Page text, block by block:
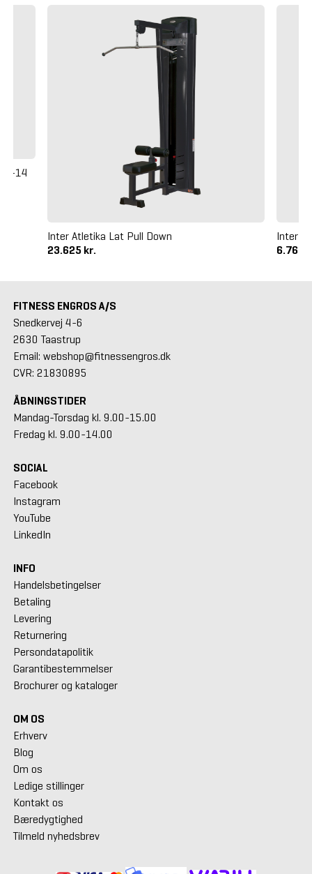
14
Inter Atletika Lat Pull Down
23.625 kr.
Inter
6.765
FITNESS ENGROS A/S
Snedkervej 4-6
2630 Taastrup
Email: webshop@fitnessengros.dk
CVR: 21830895
ÅBNINGSTIDER
Mandag-Torsdag kl. 9.00-15.00
Fredag kl. 9.00-14.00
SOCIAL
Facebook
Instagram
YouTube
LinkedIn
INFO
Handelsbetingelser
Betaling
Levering
Returnering
Persondatapolitik
Garantibestemmelser
Brochurer og kataloger
OM OS
Erhverv
Blog
Om os
Ledige stillinger
Kontakt os
Bæredygtighed
Tilmeld nyhedsbrev